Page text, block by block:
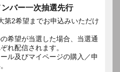
バー一次抽選先行
2希望までお申込みいただけ
希望が当選した場合、当選通
れ配信されます。
ル及びマイページの購入／申